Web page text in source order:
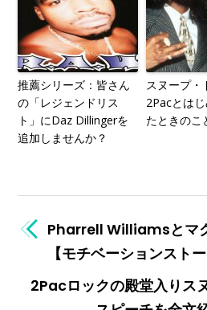
推薦シリーズ：皆さん
の「レジェンドリス
ト」にDaz Dillingerを
追加しませんか？
スヌープ・
2Pacとは
たときのこ
Pharrell Williamsとマ
【モチベーションストー
2Pacロックの殿堂入りス